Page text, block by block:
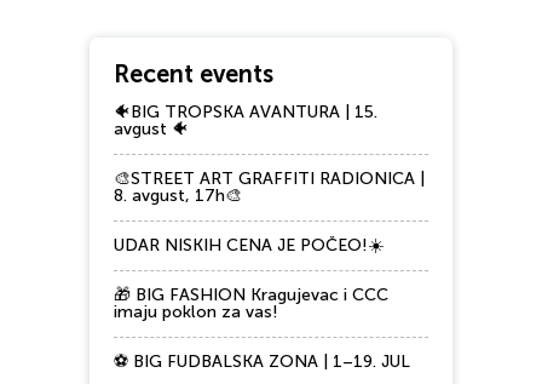
Recent events
🐠BIG TROPSKA AVANTURA | 15.
avgust 🐠
🎨STREET ART GRAFFITI RADIONICA |
8. avgust, 17h🎨
UDAR NISKIH CENA JE POČEO!☀️
🎁 BIG FASHION Kragujevac i CCC
imaju poklon za vas!
⚽ BIG FUDBALSKA ZONA | 1–19. JUL